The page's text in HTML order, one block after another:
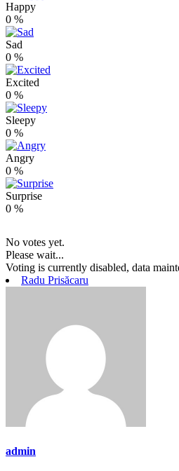
Happy
0 %
Sad
0 %
Excited
0 %
Sleepy
0 %
Angry
0 %
Surprise
0 %
No votes yet.
Please wait...
Voting is currently disabled, data
Radu Prisăcaru
admin